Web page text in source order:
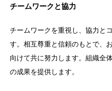
チームワークと協力
チームワークを重視し、協力と
す。相互尊重と信頼のもとで、
向けて共に努力します。組織全
の成果を提供します。